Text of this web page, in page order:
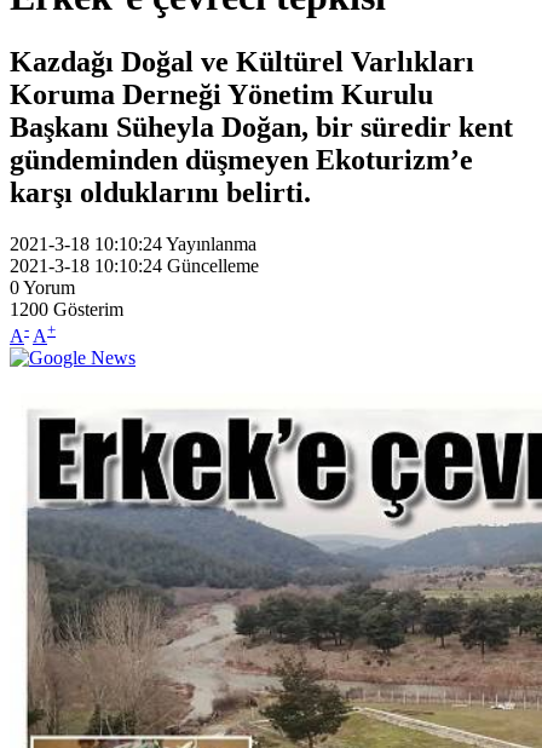
Kazdağı Doğal ve Kültürel Varlıkları
Koruma Derneği Yönetim Kurulu
Başkanı Süheyla Doğan, bir süredir kent
gündeminden düşmeyen Ekoturizm’e
karşı olduklarını belirti.
2021-3-18 10:10:24Yayınlanma
2021-3-18 10:10:24 Güncelleme
0Yorum
1200 Gösterim
A- A+